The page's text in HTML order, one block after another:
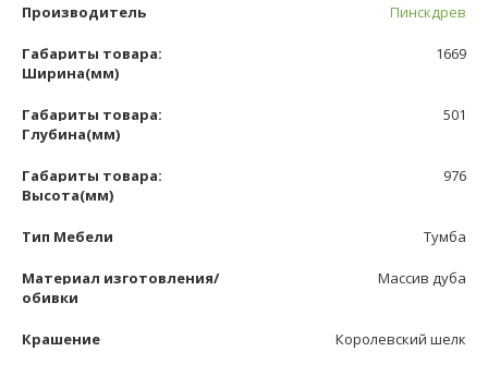
Производитель Пинскдрев
Габариты товара:
Ширина(мм)
1669
Габариты товара:
Глубина(мм)
501
Габариты товара:
Высота(мм)
976
Тип Мебели Тумба
Материал изготовления/
обивки
Массив дуба
Крашение Королевский шелк